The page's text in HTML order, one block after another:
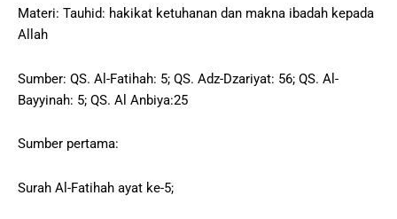
Materi: Tauhid: hakikat ketuhanan dan makna ibadah kepada
Allah
Sumber: QS. Al-Fatihah: 5; QS. Adz-Dzariyat: 56; QS. Al-
Bayyinah: 5; QS. Al Anbiya:25
Sumber pertama:
Surah Al-Fatihah ayat ke-5;